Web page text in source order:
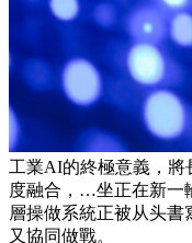
工業AI的終極意義，將
度融合，…坐正在新一
層操做系統正被从头
又協同做戰。